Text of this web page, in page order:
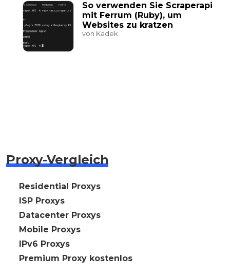
So verwenden Sie Scraperapi
mit Ferrum (Ruby), um
Websites zu kratzen
von Kadek
Proxy-Vergleich
🇩🇪 Residential Proxys
🇩🇪 ISP Proxys
🇩🇪 Datacenter Proxys
🇩🇪 Mobile Proxys
🇩🇪 IPv6 Proxys
⭐ Premium Proxy kostenlos